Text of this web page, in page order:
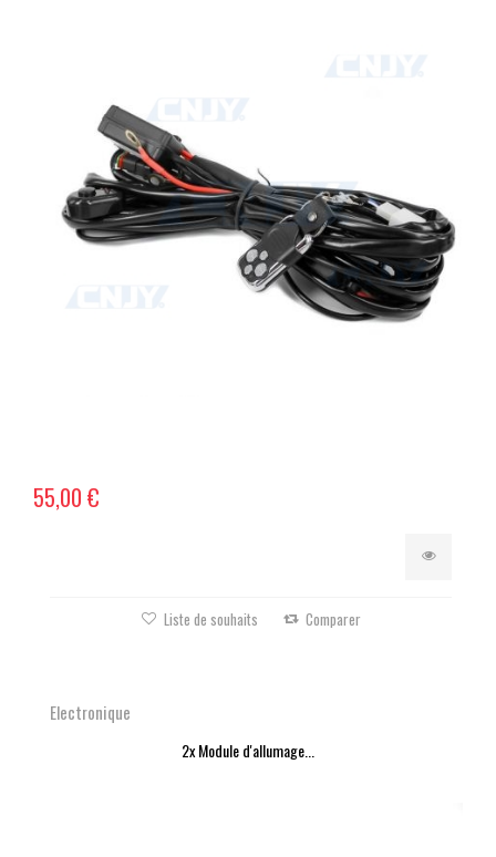
55,00 €
Liste de souhaits Comparer
Electronique
2x Module d'allumage...